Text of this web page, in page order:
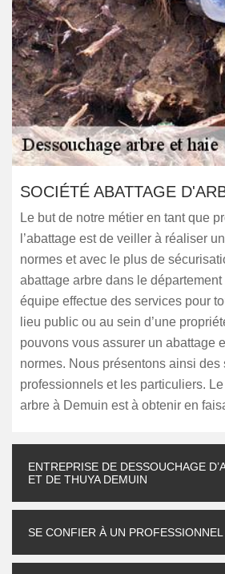
SOCIÉTÉ ABATTAGE
Le but de notre métier en tant que
l’abattage est de veiller à réaliser
normes et avec le plus de
abattage arbre dans le
équipe effectue des services pour
lieu public ou au sein d’une
pouvons vous assurer un abattage
normes. Nous présentons ainsi des
professionnels et les particuliers.
arbre à Demuin est à obtenir en
ENTREPRISE DE DESSOUCHAGE
ET DE THUYA DEMUIN
SE CONFIER À UN PROFESSIONNEL